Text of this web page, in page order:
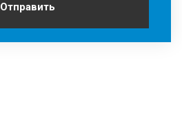
Отправить